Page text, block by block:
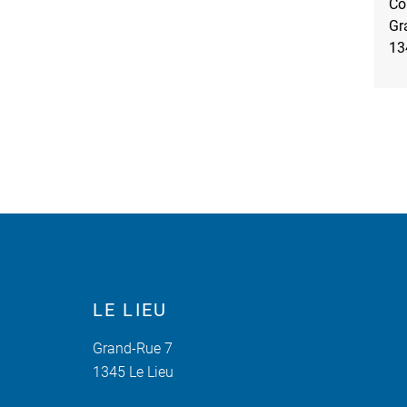
Pied de page
LE LIEU
Grand-Rue 7
1345 Le Lieu